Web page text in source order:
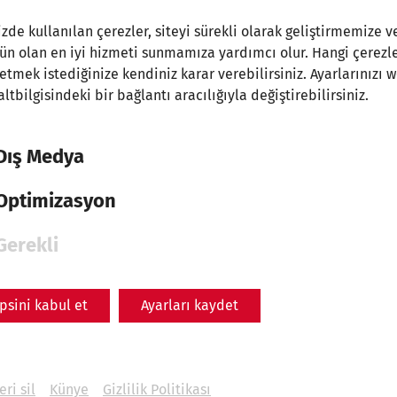
kullanılan çerezler, siteyi sürekli olarak geliştirmemize
olan en iyi hizmeti sunmamıza yardımcı olur. Hangi
istediğinize kendiniz karar verebilirsiniz. Ayarlarınızı
bir bağlantı aracılığıyla değiştirebilirsiniz.
Medya
kabul et Ayarları kaydet
sil Künye Gizlilik Politikası
Years Roman City of
Carnuntum
archaeology research Videocast 30 Years of
APC